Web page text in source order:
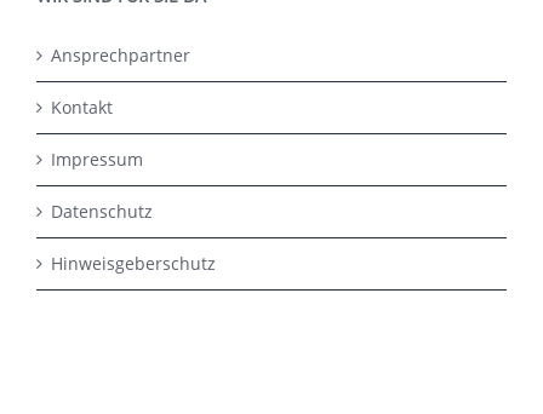
Ansprechpartner
Kontakt
Impressum
Datenschutz
Hinweisgeberschutz